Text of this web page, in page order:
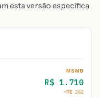
esta versão específica
MSMB
R$ 1.710
−R$ 262